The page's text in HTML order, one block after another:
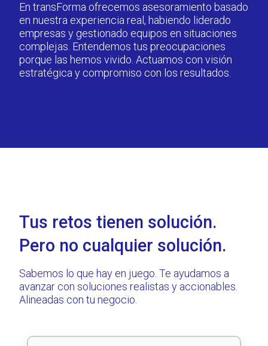
En transForma ofrecemos asesoramiento basado
en nuestra experiencia real, habiendo liderado
empresas y gestionado equipos en situaciones
complejas. Entendemos tus preocupaciones
porque las hemos vivido. Actuamos con visión
estratégica y compromiso con los resultados.
Tus retos tienen solución.
Pero no cualquier solución.
Sabemos lo que hay en juego. Te ayudamos a
avanzar con soluciones realistas y accionables.
Alineadas con tu negocio.